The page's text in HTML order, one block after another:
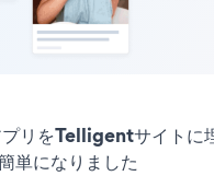
リをTelligentサイトに
単になりました